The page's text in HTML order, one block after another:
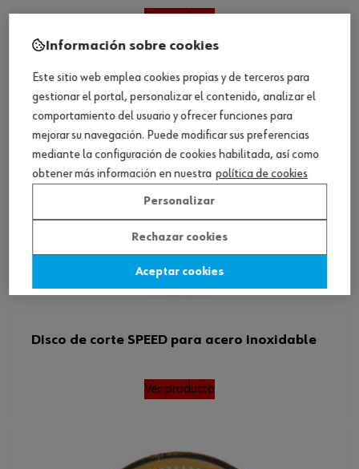
Ver producto
Disco de corte SPEED para acero inoxidable
Ver producto
Información sobre cookies
Este sitio web emplea cookies propias y de terceros para
gestionar el portal, personalizar el contenido, analizar el
comportamiento del usuario y ofrecer funciones para
mejorar su navegación. Puede modificar sus preferencias
mediante la configuración de cookies habilitada, así como
obtener más información en nuestra política de cookies
Personalizar
Rechazar cookies
Aceptar cookies